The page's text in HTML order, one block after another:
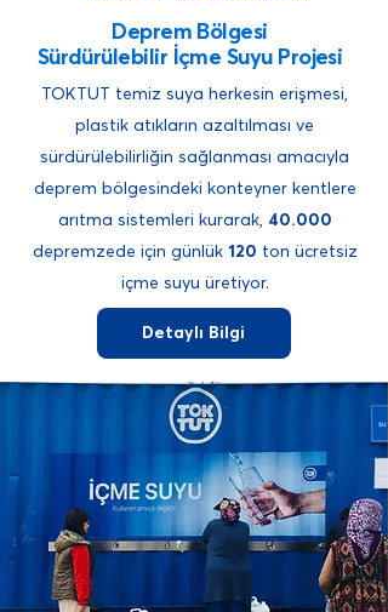
Deprem Bölgesi
Sürdürülebilir İçme Suyu Projesi
TOKTUT temiz suya herkesin erişmesi,
plastik atıkların azaltılması ve
sürdürülebilirliğin sağlanması amacıyla
deprem bölgesindeki konteyner kentlere
arıtma sistemleri kurarak, 40.000
depremzede için günlük 120 ton ücretsiz
içme suyu üretiyor.
Detaylı Bilgi